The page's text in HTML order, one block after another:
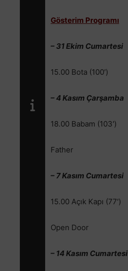
Gösterim Programı
– 31 Ekim Cumartesi
15.00 Bota (100′)
– 4 Kasım Çarşamba
18.00 Babam (103′)
Father
– 7 Kasım Cumartesi
15.00 Açık Kapı (77′)
Open Door
– 14 Kasım Cumartesi